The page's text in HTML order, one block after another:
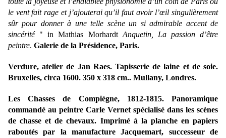
le vent fait rage et j’ajouterai qu’il faut avoir l’œil singulièrement
sûr pour donner à une telle scène un si admirable accent de
sincérité" in Mathias Morhardt Anquetin, La passion d’être
peintre. Galerie de la Présidence, Paris.
Verdure, atelier de Jan Raes. Tapisserie de laine et de soie.
Bruxelles, circa 1600. 350 x 318 cm.. Mullany, Londres.
Les Chasses de Compiègne, 1812-1815. Panoramique
commandé au peintre Carle Vernet spécialisé dans les scènes
de chasse et de chevaux. Imprimé à la planche en papiers
raboutés par la manufacture Jacquemart, successeur de